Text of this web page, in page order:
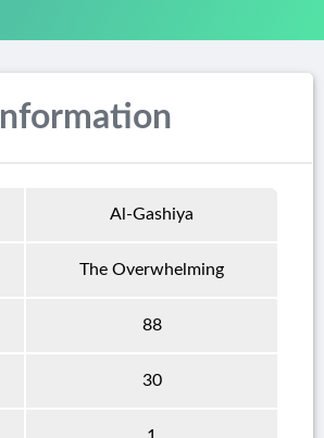
Information
Al-Gashiya
The Overwhelming
88
30